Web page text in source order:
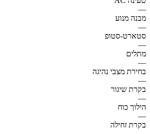
—
מבנה מנוע
—
סטארט-סטופ
—
מתלים
—
בחירת מצבי נהיגה
—
בקרת שיגור
—
הילוך כוח
—
בקרת זחילה